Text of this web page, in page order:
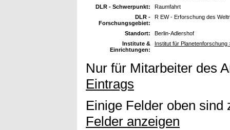
DLR - Schwerpunkt:
Raumfahrt
DLR -
Forschungsgebiet:
R EW - Erforschung des
Standort:
Berlin-Adlershof
Institute &
Einrichtungen:
Institut für Planetenforschung
Nur für Mitarbeiter des
Eintrags
Einige Felder oben
Felder anzeigen